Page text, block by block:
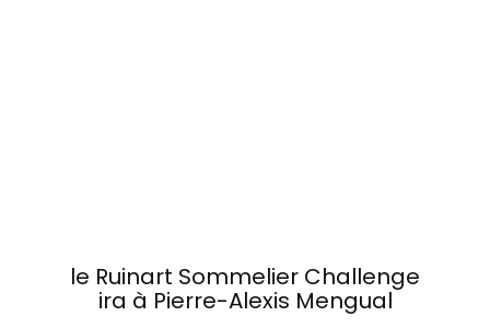
le Ruinart Sommelier Challenge
ira à Pierre-Alexis Mengual